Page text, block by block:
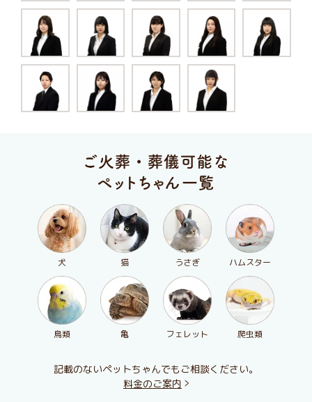
犬 猫 うさぎ ハムスター
鳥類 亀 フェレット 爬虫類
記載のないペットちゃんでもご相談ください。
料金のご案内